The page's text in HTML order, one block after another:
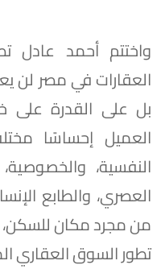
واختتم أحمد عادل
العقارات في مصر لن
بل على القدرة على
العميل إحساسًا
النفسية،
العصري، والطابع
من مجرد مكان
تطور السوق العقاري